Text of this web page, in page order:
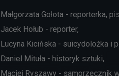
Małgorzata Gołota - reporterka,
Jacek Hołub - reporter,
Lucyna Kicińska - suicydolożka i
Daniel Mituła - historyk sztuki,
Maciej Ryszawy - samorzecznik